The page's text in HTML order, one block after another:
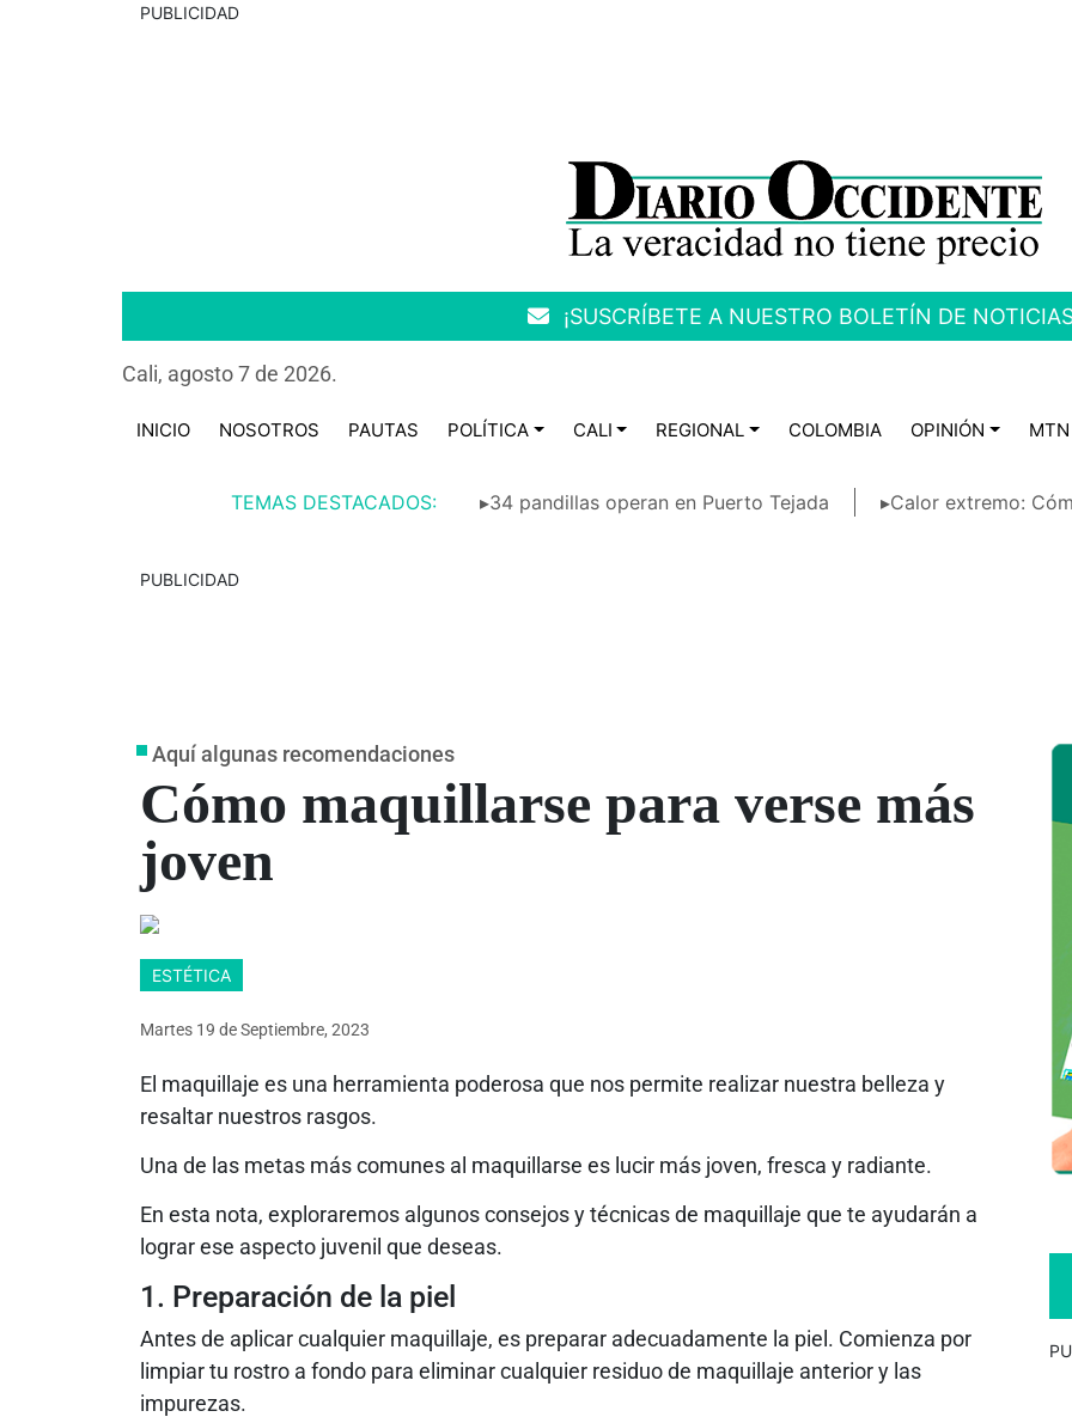
PUBLICIDAD
¡SUSCRÍBETE A NUESTRO BOLETÍN DE
Cali, agosto 7 de 2026.
INICIO NOSOTROS PAUTAS POLÍTICA CALI REGIONAL COLOMBIA OPINIÓN MTN
TEMAS DESTACADOS: ▸34 pandillas operan en Puerto Tejada ▸Calor extremo:
PUBLICIDAD
Aquí algunas recomendaciones
Cómo maquillarse para verse más
joven
ESTÉTICA
Martes 19 deSeptiembre, 2023
El maquillaje es una herramienta poderosa que nos permite realizar nuestra belleza y
resaltar nuestros rasgos.
Una de las metas más comunes al maquillarse es lucir más joven, fresca y radiante.
En esta nota, exploraremos algunos consejos y técnicas de maquillaje que te ayudarán a
lograr ese aspecto juvenil que deseas.
1. Preparación de la piel
Antes de aplicar cualquier maquillaje, es preparar adecuadamente la piel. Comienza por
limpiar tu rostro a fondo para eliminar cualquier residuo de maquillaje anterior y las
impurezas.